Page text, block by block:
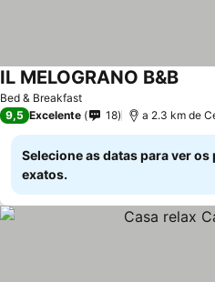
Bed & Breakfast
IL MELOGRANO B&BVer
9,5 Excelente 18 a 2.3 km de
Selecione as datas para ver os
exatos.